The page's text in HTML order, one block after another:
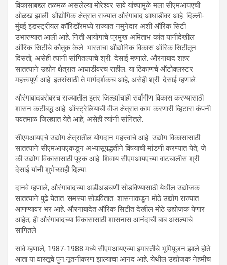
विकासाबद्दल तळमळ असलेल्या मोरेश्वर सावे यांच्यामुळे मला सीएमआयएची
ओळख झाली. औद्योगिक क्षेत्रात राज्यात औरंगाबाद आघाडीवर आहे. दिल्ली-
मुंबई इंडस्ट्रीयल कॉरिडॉरमध्ये राज्यात नमुनेदार अशी ऑरिक सिटी
उभारण्यात आली आहे. निती आयोगाचे प्रमुख अमिताभ कांत यांनीदेखील
ऑरिक सिटीचे कौतुक केले. भारताचा औद्योगिक विकास ऑरिक सिटीतून
दिसतो, असेही त्यांनी सांगितल्याचे श्री. देसाई म्हणाले. औरंगाबाद शहर
सातत्याने उद्योग क्षेत्रात आघाडीवरच राहील. या ठिकाणचे ऑटोक्लस्टर
महत्त्वपूर्ण आहे. इतरांसाठी ते मार्गदर्शकच आहे, असेही श्री. देसाई म्हणाले.
औरंगाबादबरोबरच राज्यातील इतर जिल्ह्यांचाही सर्वांगीण विकास करण्यासाठी
शासन कटीबद्ध आहे. ऑस्ट्रेलियाची वीज क्षेत्रात काम करणारी व्हिटारा कंपनी
यवतमाळ जिल्ह्यात येते आहे, असेही त्यांनी सांगितले.
सीएमआयएचे उद्योग क्षेत्रातील योगदान महत्त्वाचे आहे. उद्योग विकासासाठी
सातत्याने सीएमआयएकडून अभ्यासूपद्धतीने विषयाची मांडणी करण्यात येते, जे
की उद्योग विकासासाठी पूरक आहे. शिवाय सीएमआयएच्या वाटचालीस श्री.
देसाई यांनी शुभेच्छाही दिल्या.
दानवे म्हणाले, औरंगाबादच्या अडीअडचणी सोडविण्यासाठी येथील उद्योजक
सातत्याने पुढे येतात. समस्या सोडवितात. शासनाकडून मोठे उद्योग राज्यात
आणण्यावर भर आहे. औरंगाबादेत ऑरिक सिटीत देखील मोठे उद्योजक येणार
आहेत, ही औरंगाबादच्या विकासासाठी शासनास आनंदाची बाब असल्याचे
सांगितले.
सावे म्हणाले, 1987-1988 मध्ये सीएमआयएच्या इमारतीचे भूमिपूजन झाले होते.
आता या वास्तूचे पुन:नूतनीकरण झाल्याचा आनंद आहे. येथील उद्योजक नेहमीच